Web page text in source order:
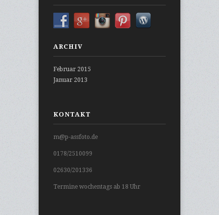
ARCHIV
Februar 2015
Januar 2013
KONTAKT
m@p-assfoto.de
0178/2510099
02630/201336
Termine wochentags ab 18 Uhr